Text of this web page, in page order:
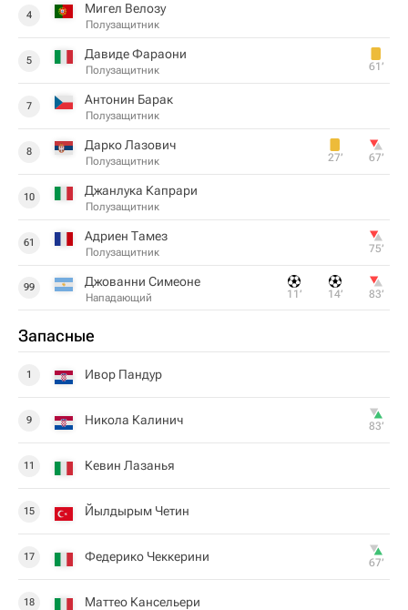
4 Мигел Велозу
Полузащитник
5 Давиде Фараони
Полузащитник 61‎’‎
7 Антонин Барак
Полузащитник
8 Дарко Лазович
Полузащитник 27‎’‎ 67‎’‎
10 Джанлука Капрари
Полузащитник
61 Адриен Тамез
Полузащитник 75‎’‎
99 Джованни Симеоне
Нападающий 11‎’‎ 14‎’‎ 83‎’‎
Запасные
1 Ивор Пандур
9 Никола Калинич 83‎’‎
11 Кевин Лазанья
15 Йылдырым Четин
17 Федерико Чеккерини 67‎’‎
18 Маттео Кансельери